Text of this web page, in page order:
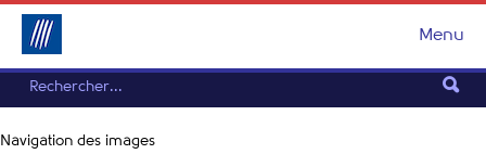
Menu
Navigation des images